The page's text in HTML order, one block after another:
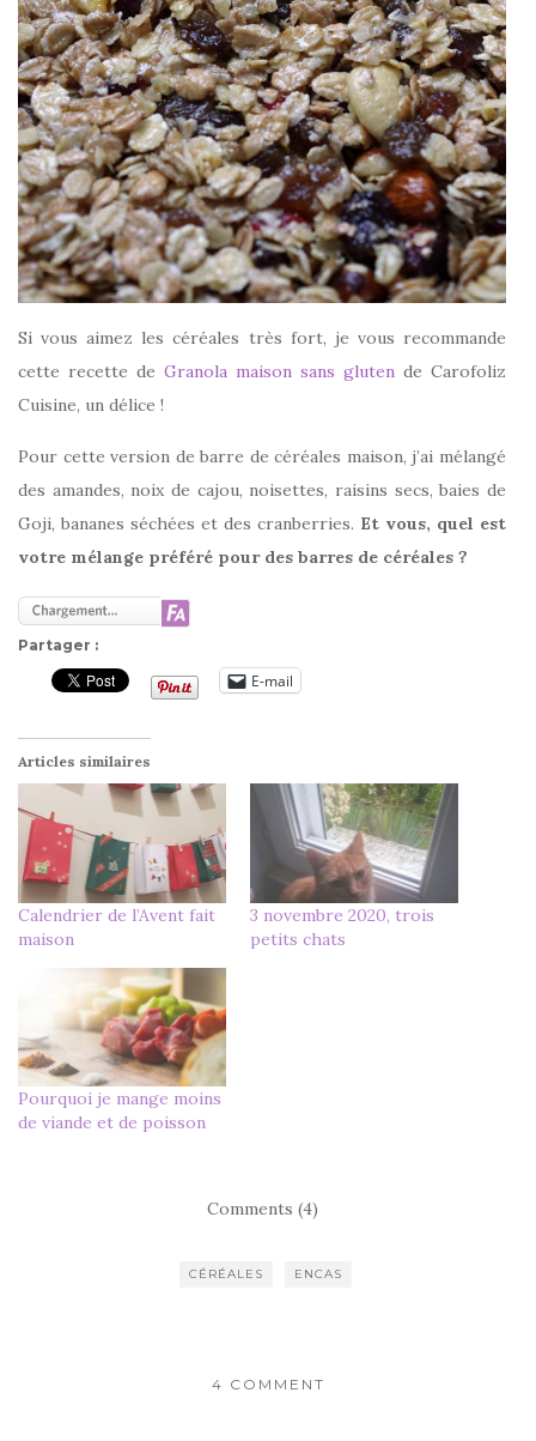
Si vous aimez les céréales très fort, je vous recommande
cette recette de Granola maison sans gluten de Carofoliz
Cuisine, un délice !
Pour cette version de barre de céréales maison, j’ai mélangé
des amandes, noix de cajou, noisettes, raisins secs, baies de
Goji, bananes séchées et des cranberries. Et vous, quel est
votre mélange préféré pour des barres de céréales ?
Partager :
E-mail
Articles similaires
Calendrier de l’Avent fait
maison
3 novembre 2020, trois
petits chats
Pourquoi je mange moins
de viande et de poisson
Comments (4)
CÉRÉALES ENCAS
4 COMMENT